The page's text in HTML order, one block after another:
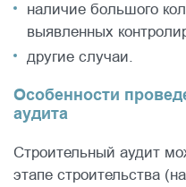
наличие большого
выявленных
другие случаи.
Особенности
аудита
Строительный аудит
этапе строительства